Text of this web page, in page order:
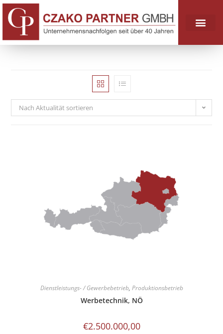
Nach Aktualität sortieren
Dienstleistungs- / Gewerbebetrieb, Produktionsbetrieb
Werbetechnik, NÖ
€2.500.000,00